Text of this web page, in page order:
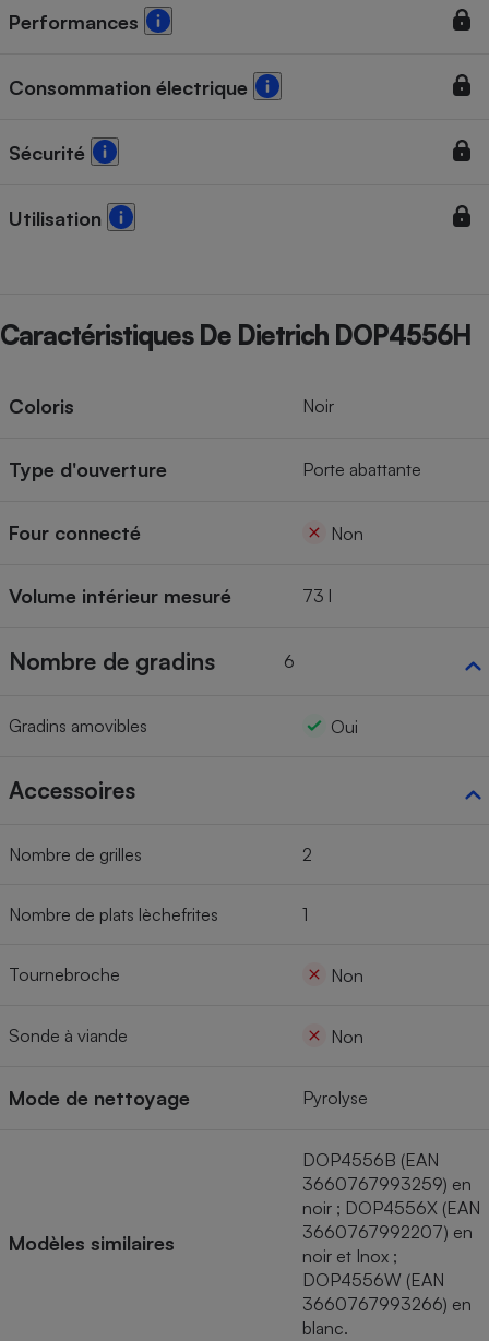
Performances
Consommation électrique
Sécurité
Utilisation
Caractéristiques De Dietrich DOP4556H
Coloris Noir
Type d'ouverture Porte abattante
Four connecté Non
Volume intérieur mesuré 73 l
Nombre de gradins 6
Gradins amovibles Oui
Accessoires
Nombre de grilles 2
Nombre de plats lèchefrites 1
Tournebroche Non
Sonde à viande Non
Mode de nettoyage Pyrolyse
Modèles similaires
DOP4556B (EAN
3660767993259) en
noir ; DOP4556X (EAN
3660767992207) en
noir et Inox ;
DOP4556W (EAN
3660767993266) en
blanc.